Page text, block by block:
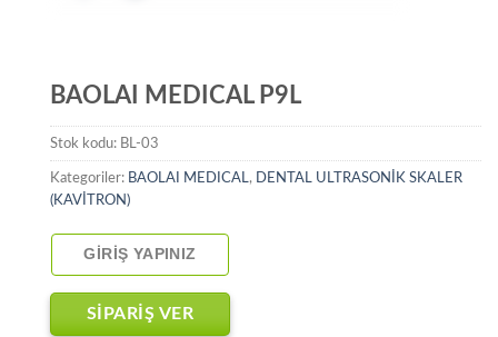
BAOLAI MEDICAL P9L
Stok kodu: BL-03
Kategoriler: BAOLAI MEDICAL ,
DENTAL ULTRASONİK SKALER
(KAVİTRON)
GIRIŞ YAPINIZ
SİPARİŞ VER